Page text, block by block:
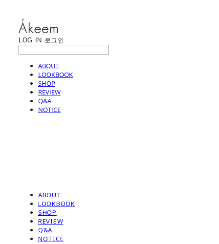
LOG IN 로그인
ABOUT
LOOKBOOK
SHOP
REVIEW
Q&A
NOTICE
ABOUT
LOOKBOOK
SHOP
REVIEW
Q&A
NOTICE